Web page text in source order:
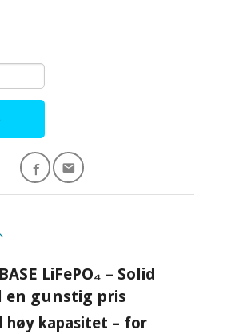
LiFePO₄ – Solid
gunstig pris
høy kapasitet – for